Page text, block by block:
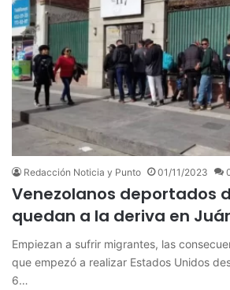
Redacción Noticia y Punto 01/11/2023
Venezolanos deportados
quedan a la deriva en
Empiezan a sufrir migrantes, las
que empezó a realizar Estados Unidos
6…